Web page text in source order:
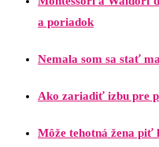
a poriadok
Nemala som sa stať
Ako zariadiť izbu pre
Môže tehotná žena piť